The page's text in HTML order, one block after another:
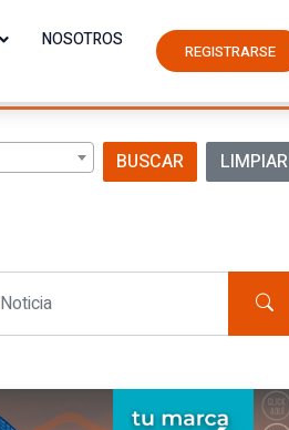
NOSOTROS REGISTRARSE
BUSCAR LIMPIAR